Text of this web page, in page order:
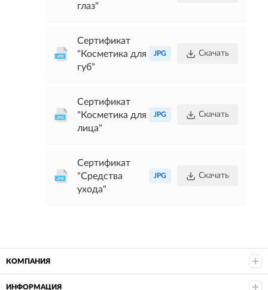
глаз"
Сертификат
"Косметика для
губ"
JPG Скачать
Сертификат
"Косметика для
лица"
JPG Скачать
Сертификат
"Средства
ухода"
JPG Скачать
КОМПАНИЯ
ИНФОРМАЦИЯ